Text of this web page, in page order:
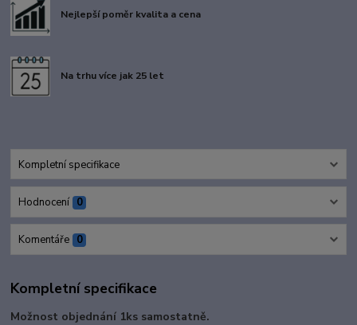
Nejlepší poměr kvalita a cena
Na trhu více jak 25 let
Kompletní specifikace
Hodnocení 0
Komentáře 0
Kompletní specifikace
Možnost objednání 1ks samostatně.